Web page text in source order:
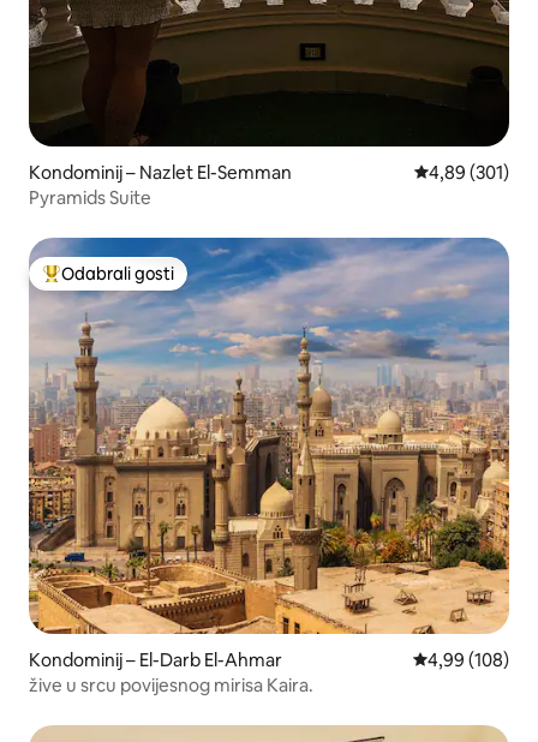
Kondominij – Nazlet El-Semman Prosječna
4,89 (301)
Pyramids Suite
Među najviše rangiranima s oznakom „Odabrali gosti”
Odabrali gosti
Kondominij – El-Darb El-Ahmar Prosječna
4,99 (108)
žive u srcu povijesnog mirisa Kaira.